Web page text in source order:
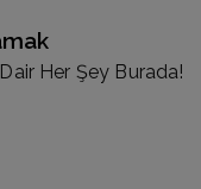
Her Şey Burada!